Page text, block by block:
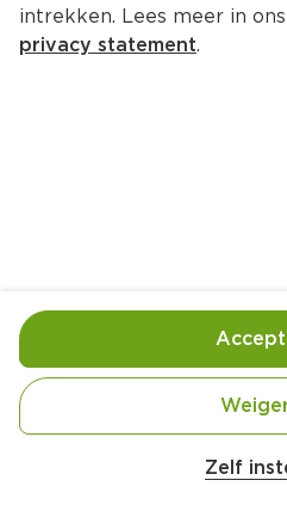
Ingrediënten
intrekken. Lees meer in ons
privacy statement.
Zelf